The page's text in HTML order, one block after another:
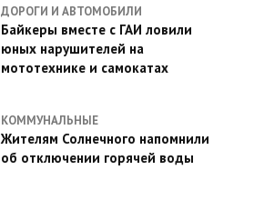
ДОРОГИ И АВТОМОБИЛИ
Байкеры вместе с ГАИ ловили
юных нарушителей на
мототехнике и самокатах
КОММУНАЛЬНЫЕ
Жителям Солнечного напомнили
об отключении горячей воды